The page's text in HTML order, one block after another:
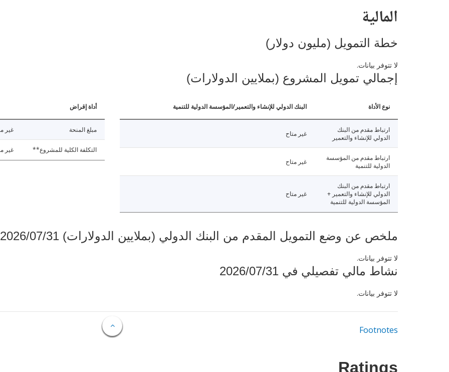
المالية
خطة التمويل (مليون دولار)
لا تتوفر بيانات.
إجمالي تمويل المشروع (بملايين الدولارات)
نوع الأداة البنك الدولي للإنشاء والتعمير/المؤسسة الدولية للتنمية
ارتباط مقدم من البنك
الدولي للإنشاء والتعمير
غير متاح
ارتباط مقدم من المؤسسة
الدولية للتنمية
غير متاح
ارتباط مقدم من البنك
الدولي للإنشاء والتعمير +
المؤسسة الدولية للتنمية
غير متاح
أداة إقراض
مبلغ المنحة غير
التكلفة الكلية للمشروع** غير
ملخص عن وضع التمويل المقدم من البنك الدولي (بملايين الدولارات) 2026/07/31
لا تتوفر بيانات.
نشاط مالي تفصيلي في 2026/07/31
لا تتوفر بيانات.
Footnotes